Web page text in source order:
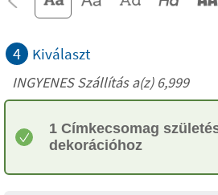
4 Kiválaszt
INGYENES Szállítás a(z) 6,999
1 Címkecsomag
dekorációhoz